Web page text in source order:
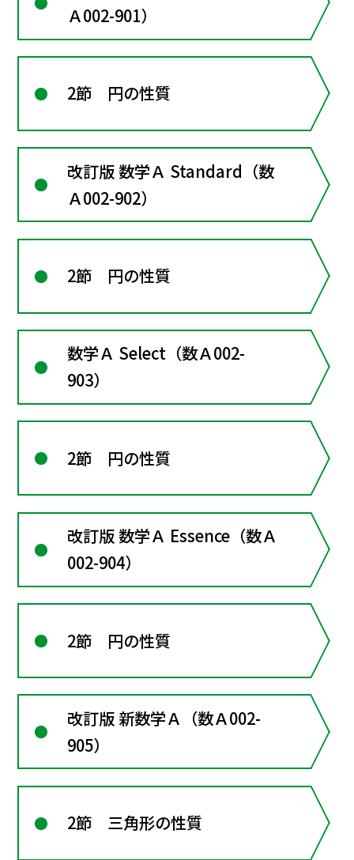
Ａ002-901）
2節 円の性質
改訂版 数学Ａ Standard（数
Ａ002-902）
2節 円の性質
数学Ａ Select（数Ａ002-
903）
2節 円の性質
改訂版 数学Ａ Essence（数Ａ
002-904）
2節 円の性質
改訂版 新数学Ａ（数Ａ002-
905）
2節 三角形の性質